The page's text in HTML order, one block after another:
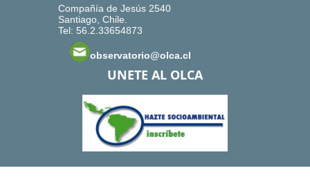
Compañía de Jesús 2540
Santiago, Chile.
Tel: 56.2.33654873
observatorio@olca.cl
UNETE AL OLCA